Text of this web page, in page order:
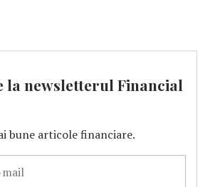
la newsletterul Financial
bune articole financiare.